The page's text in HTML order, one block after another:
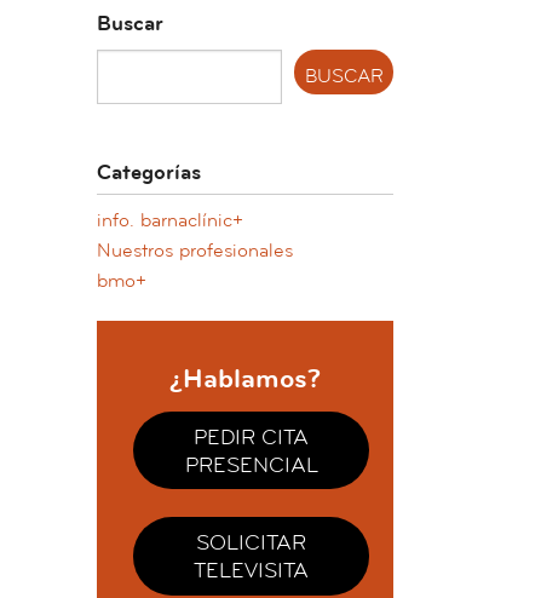
Buscar
Categorías
info. barnaclínic+
Nuestros profesionales
bmo+
¿Hablamos?
PEDIR CITA
PRESENCIAL
SOLICITAR
TELEVISITA